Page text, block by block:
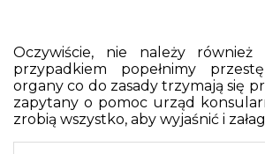
Oczywiście, nie należy również
przypadkiem popełnimy
organy co do zasady trzymają się
zapytany o pomoc urząd
zrobią wszystko, aby wyjaśnić i